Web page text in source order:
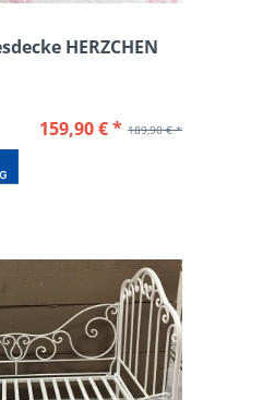
HERZCHEN
189,90 € *
159,90 € *